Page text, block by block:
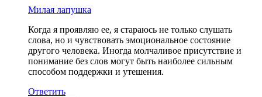
Милая лапушка
Когда я проявляю ее, я стараюсь не только слушать
слова, но и чувствовать эмоциональное состояние
другого человека. Иногда молчаливое присутствие и
понимание без слов могут быть наиболее сильным
способом поддержки и утешения.
Ответить